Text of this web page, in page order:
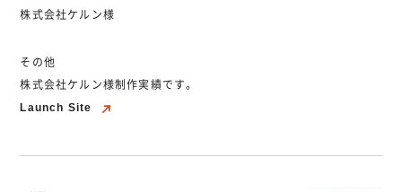
株式会社ケルン様
その他
株式会社ケルン様制作実績です。
Launch Site